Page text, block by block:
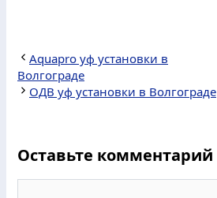
Aquapro уф установки в
Волгограде
ОДВ уф установки в Волгограде
Оставьте комментарий